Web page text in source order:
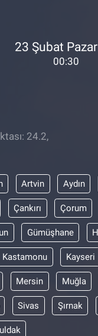
23 Şubat
00:30
24.2,
Artvin Aydın
Çankırı Çorum
Gümüşhane
Kastamonu Kayseri
Mersin Muğla
Sivas Şırnak